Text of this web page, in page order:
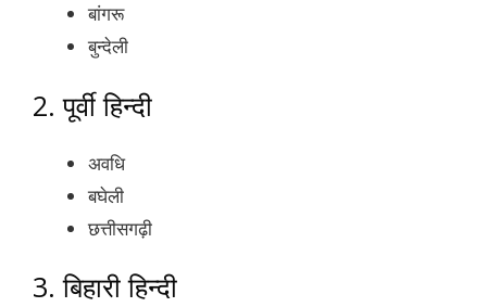
बांगरू
बुन्देली
2. पूर्वी हिन्दी
अवधि
बघेली
छत्तीसगढ़ी
3. बिहारी हिन्दी